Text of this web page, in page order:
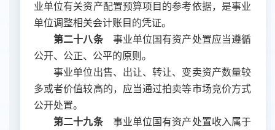
业单位有关资产配置预算项目的参考依据，是事业
单位调整相关会计账目的凭证。
第二十八条事业单位国有资产处置应当遵循
公开、公正、公平的原则。
事业单位出售、出让、转让、变卖资产数量较
多或者价值较高的，应当通过拍卖等市场竞价方式
公开处置。
第二十九条事业单位国有资产处置收入属于